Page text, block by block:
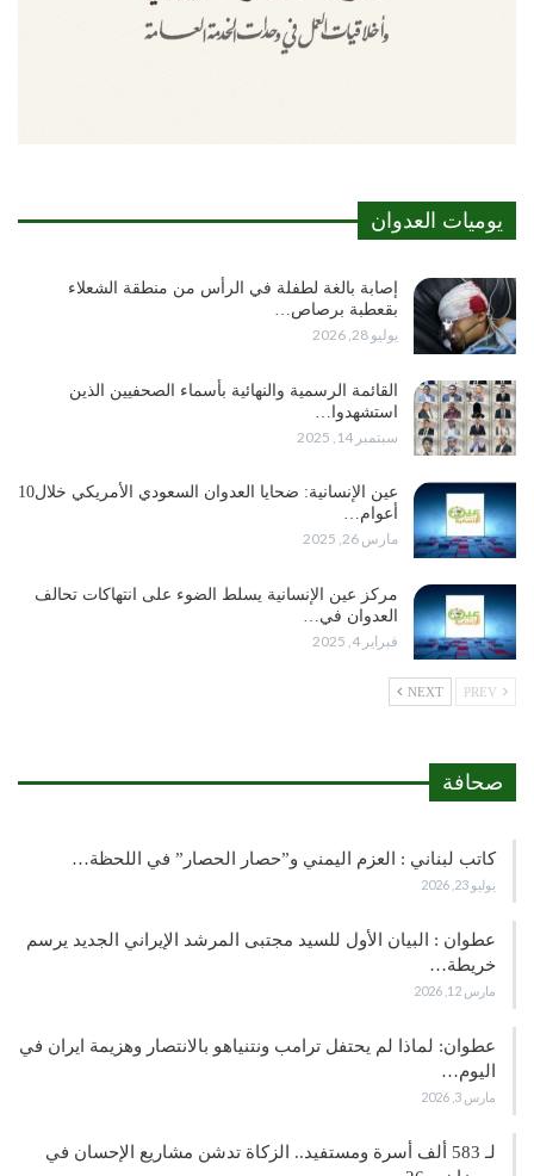
يوميات العدوان
إصابة بالغة لطفلة في الرأس من منطقة الشعلاء
بقعطبة برصاص…
يوليو 28, 2026
القائمة الرسمية والنهائية بأسماء الصحفيين الذين
استشهدوا…
سبتمبر 14, 2025
عين الإنسانية: ضحايا العدوان السعودي الأمريكي خلال10
أعوام…
مارس 26, 2025
مركز عين الإنسانية يسلط الضوء على انتهاكات تحالف
العدوان في…
فبراير 4, 2025
NEXT
صحافة
كاتب لبناني : العزم اليمني و”حصار الحصار” في اللحظة…
يوليو 23, 2026
عطوان : البيان الأول للسيد مجتبى المرشد الإيراني الجديد يرسم
خريطة…
مارس 12, 2026
عطوان: لماذا لم يحتفل ترامب ونتنياهو بالانتصار وهزيمة ايران في
اليوم…
مارس 3, 2026
لـ 583 ألف أسرة ومستفيد.. الزكاة تدشن مشاريع الإحسان في